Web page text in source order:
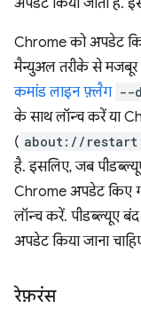
अपडेट किया जाता है.
Chrome को अपडेट
मैन्युअल तरीके से
कमांड लाइन फ़्लैग --
के साथ लॉन्च करें या
( about://restart
है. इसलिए, जब
Chrome अपडेट किए
लॉन्च करें. पीडब्ल्यूए
अपडेट किया जाना
रेफ़रंस